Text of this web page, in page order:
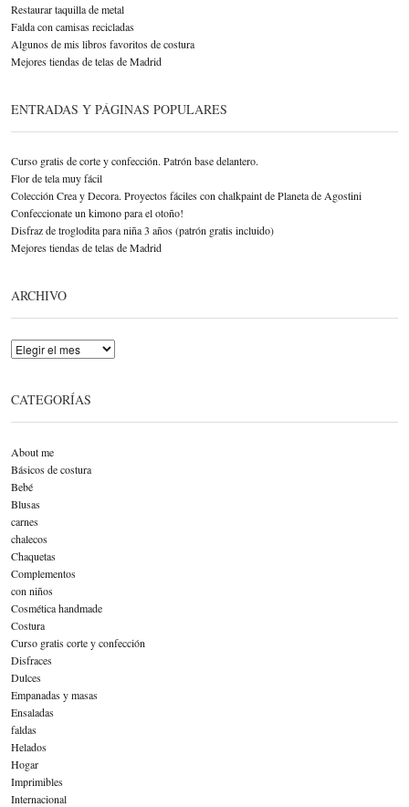
Restaurar taquilla de metal
Falda con camisas recicladas
Algunos de mis libros favoritos de costura
Mejores tiendas de telas de Madrid
ENTRADAS Y PÁGINAS POPULARES
Curso gratis de corte y confección. Patrón base delantero.
Flor de tela muy fácil
Colección Crea y Decora. Proyectos fáciles con chalkpaint de Planeta de Agostini
Confeccionate un kimono para el otoño!
Disfraz de troglodita para niña 3 años (patrón gratis incluido)
Mejores tiendas de telas de Madrid
ARCHIVO
Archivo
CATEGORÍAS
About me
Básicos de costura
Bebé
Blusas
carnes
chalecos
Chaquetas
Complementos
con niños
Cosmética handmade
Costura
Curso gratis corte y confección
Disfraces
Dulces
Empanadas y masas
Ensaladas
faldas
Helados
Hogar
Imprimibles
Internacional